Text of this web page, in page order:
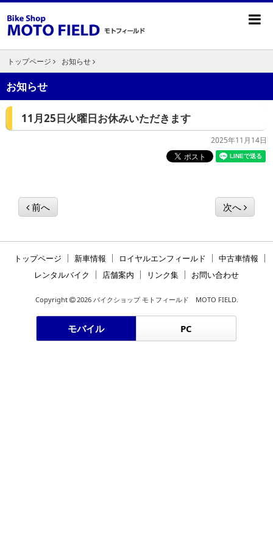
トップページ お知らせ
お知らせ
11月25日火曜日お休みいただきます
2025年11月14日
前へ 次へ
トップページ 新車情報 ロイヤルエンフィールド
中古車情報
レンタルバイク
店舗案内 リンク集 お問い合わせ
Copyright 2026 バイクショップ モトフィールド MOTO FIELD.
モバイル PC